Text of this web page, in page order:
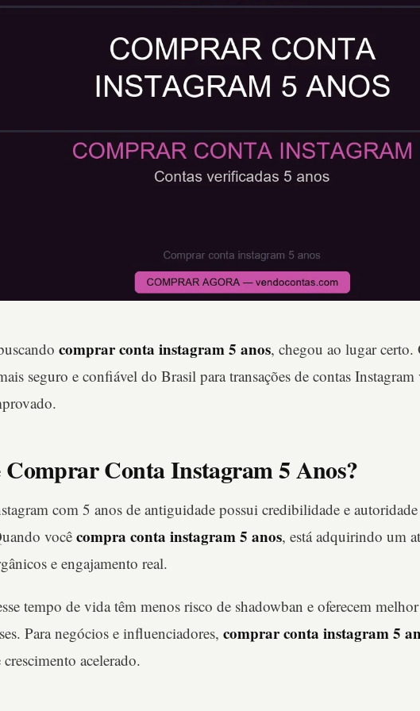
comprar conta instagram 5 anos, chegou ao lugar certo.
seguro e confiável do Brasil para transações de contas
Comprar Conta Instagram 5 Anos?
com 5 anos de antiguidade possui credibilidade e
você compra conta instagram 5 anos, está adquirindo um
e engajamento real.
tempo de vida têm menos risco de shadowban e oferecem
Para negócios e influenciadores, comprar conta instagram 5
acelerado.